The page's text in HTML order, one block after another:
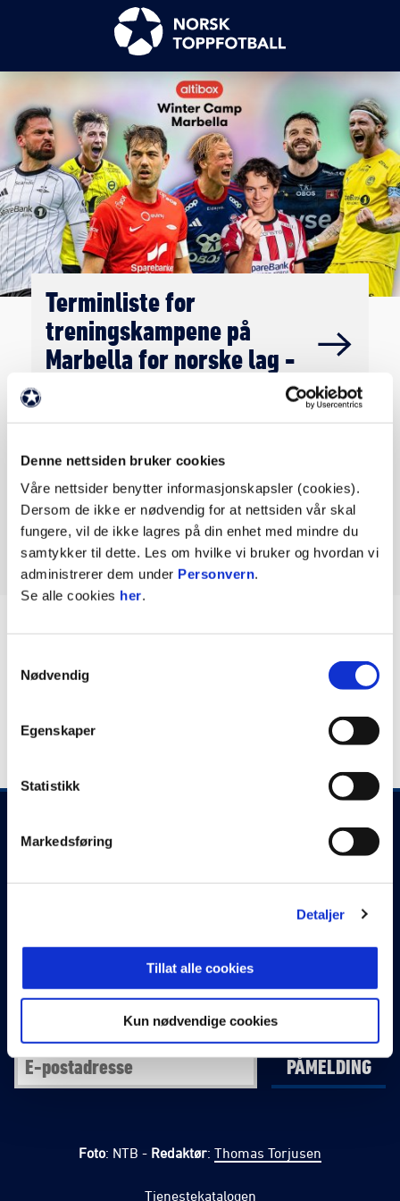
Denne nettsiden bruker cookies
Våre nettsider benytter informasjonskapsler (cookies).
Dersom de ikke er nødvendig for at nettsiden vår skal
fungere, vil de ikke lagres på din enhet med mindre du
samtykker til dette. Les om hvilke vi bruker og hvordan vi
administrerer dem under Personvern.
Se alle cookies her.
Nødvendig
Egenskaper
Statistikk
Markedsføring
Detaljer
Tillat alle cookies
Kun nødvendige cookies
Terminliste for
treningskampene på
Marbella for norske lag -
Resultater Altibox Winter
Camp 2026
Kontaktpersoner
E-post:post@toppfotball.no
Facebook Twitter
Abonner på nyhetsbrev fra Norsk Toppfotball
PÅMELDING
Foto: NTB - Redaktør: Thomas Torjusen
Tjenestekatalogen